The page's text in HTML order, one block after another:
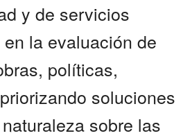
y de servicios
la evaluación de
políticas,
soluciones
sobre las